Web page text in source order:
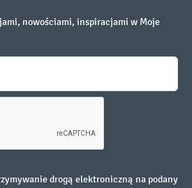
nowościami, inspiracjami w Moje
drogą elektroniczną na podany